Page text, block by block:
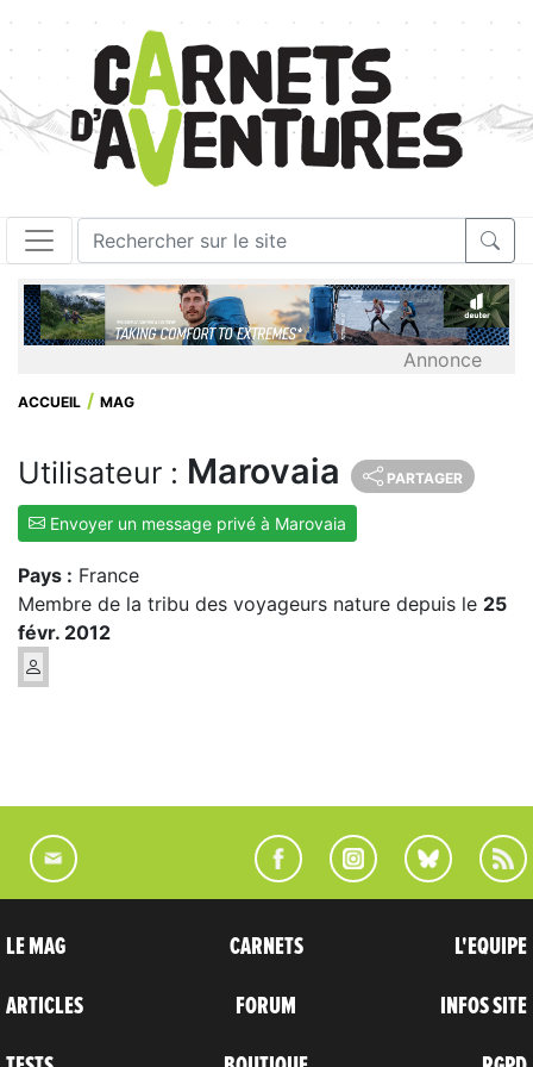
Annonce
ACCUEIL MAG
Utilisateur : Marovaia PARTAGER
Envoyer un message privé à Marovaia
Pays : France
Membre de la tribu des voyageurs nature depuis le 25
févr. 2012
LE MAG
ARTICLES
CARNETS
FORUM
L'EQUIPE
INFOS SITE